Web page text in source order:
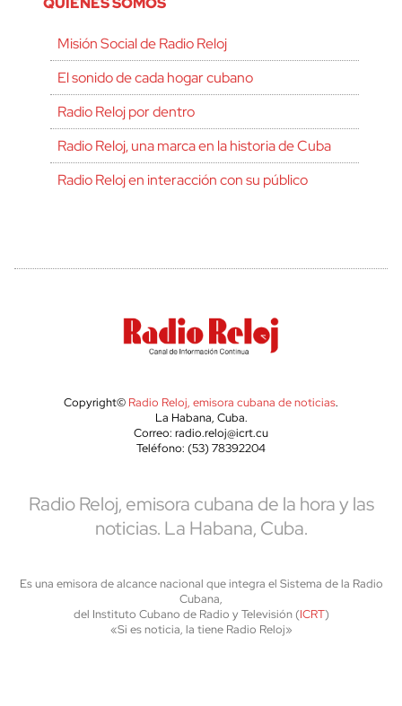
Misión Social de Radio Reloj
El sonido de cada hogar cubano
Radio Reloj por dentro
Radio Reloj, una marca en la historia de Cuba
Radio Reloj en interacción con su público
Copyright© Radio Reloj, emisora cubana de noticias.
La Habana, Cuba.
Correo: radio.reloj@icrt.cu
Teléfono: (53) 78392204
Radio Reloj, emisora cubana de la hora y las
noticias. La Habana, Cuba.
Es una emisora de alcance nacional que integra el Sistema de la Radio
Cubana,
del Instituto Cubano de Radio y Televisión (ICRT)
«Si es noticia, la tiene Radio Reloj»